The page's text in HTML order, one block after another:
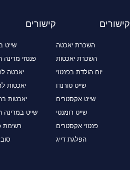
קישורים
השכרת יאכטה
השכרת יאכטות
יום הולדת בפנטזי
שייט טורנדו
שייט אקסטרים
שייט רומנטי
פנטזי אקסטרים
הפלגת דייג
קישורים
שייט
פנטזי מרינה
יאכטה
יאכטות
יאכטות
שייט במרינה
רשימת